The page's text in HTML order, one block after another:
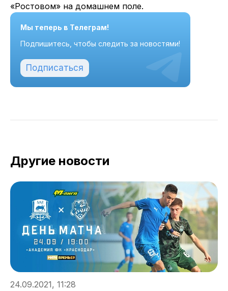
«Ростовом» на домашнем поле.
Мы теперь в Телеграм!
Подпишитесь, чтобы следить за новостями!
Подписаться
Другие новости
24.09.2021, 11:28